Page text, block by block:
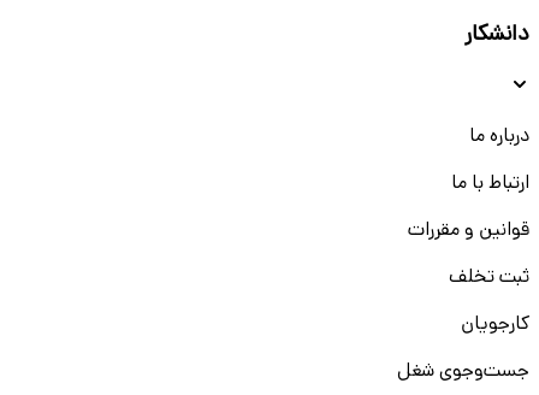
دانشکار
درباره ما
ارتباط با ما
قوانین و مقررات
ثبت تخلف
کارجویان
جست‌و‌جوی شغل